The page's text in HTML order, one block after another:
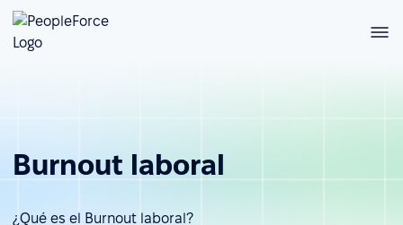
Burnout laboral
¿Qué es el Burnout laboral?